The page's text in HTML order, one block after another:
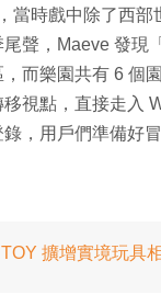
當時戲中除了西
聲，Maeve 發現
而樂園共有 6 個
視點，直接走入
，用戶們準備好
擴增實境玩具